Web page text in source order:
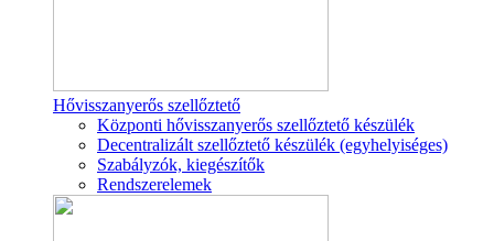
Hővisszanyerős szellőztető
Központi hővisszanyerős szellőztető készülék
Decentralizált szellőztető készülék (egyhelyiséges)
Szabályzók, kiegészítők
Rendszerelemek